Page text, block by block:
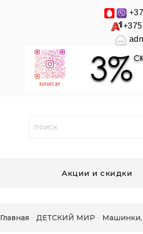
Акции и скидки
Главная ДЕТСКИЙ МИР Машинки,